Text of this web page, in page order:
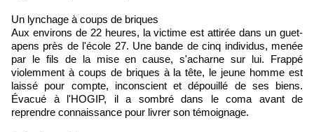
Un lynchage à coups de briques
Aux environs de 22 heures, la victime est attirée dans un guet-
apens près de l'école 27. Une bande de cinq individus, menée
par le fils de la mise en cause, s'acharne sur lui. Frappé
violemment à coups de briques à la tête, le jeune homme est
laissé pour compte, inconscient et dépouillé de ses biens.
Évacué à l'HOGIP, il a sombré dans le coma avant de
reprendre connaissance pour livrer son témoignage.